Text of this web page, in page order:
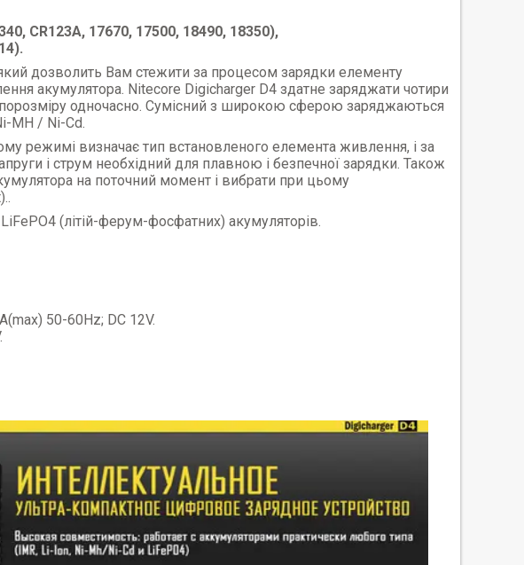
CR123A, 17670, 17500, 18490, 18350),
дозволить Вам стежити за процесом зарядки елементу
акумулятора. Nitecore Digicharger D4 здатне заряджати чотири
одночасно. Сумісний з широкою сферою заряджаються
MH / Ni-Cd.
режимі визначає тип встановленого елемента живлення, і за
і струм необхідний для плавною і безпечної зарядки. Також
на поточний момент і вибрати при цьому
(літій-ферум-фосфатних) акумуляторів.
A(max) 50-60Hz; DC 12V.
.